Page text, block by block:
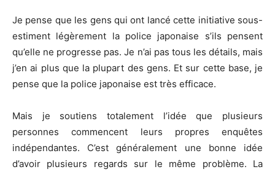
Je pense que les gens qui ont lancé cette initiative sous-
estiment légèrement la police japonaise s’ils pensent
qu’elle ne progresse pas. Je n’ai pas tous les détails, mais
j’en ai plus que la plupart des gens. Et sur cette base, je
pense que la police japonaise est très efficace.
Mais je soutiens totalement l’idée que plusieurs
personnes commencent leurs propres enquêtes
indépendantes. C’est généralement une bonne idée
d’avoir plusieurs regards sur le même problème. La